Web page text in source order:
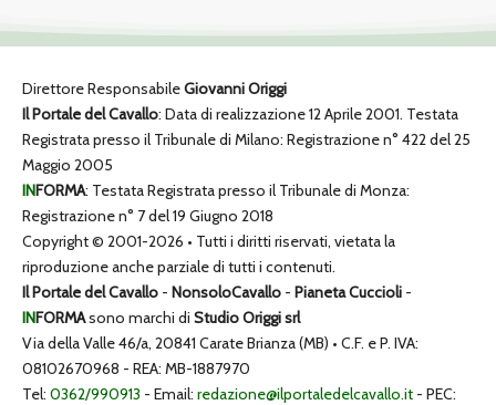
Direttore ResponsabileGiovanni Origgi
Il Portale del Cavallo: Data di realizzazione 12 Aprile 2001. Testata
Registrata presso il Tribunale di Milano: Registrazione n° 422 del 25
Maggio 2005
INFORMA: Testata Registrata presso il Tribunale di Monza:
Registrazione n° 7 del 19 Giugno 2018
Copyright © 2001-2026 • Tutti i diritti riservati, vietata la
riproduzione anche parziale di tutti i contenuti.
Il Portale del Cavallo - NonsoloCavallo - Pianeta Cuccioli -
INFORMAsono marchi di Studio Origgi srl
Via della Valle 46/a, 20841 Carate Brianza (MB) • C.F. e P. IVA:
08102670968 - REA: MB-1887970
Tel: 0362/990913 - Email: redazione@ilportaledelcavallo.it - PEC: